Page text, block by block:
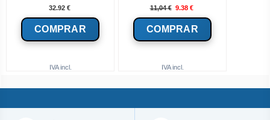
IVA incl.
32.92 €
IVA incl.
11,04 € 9.38 €